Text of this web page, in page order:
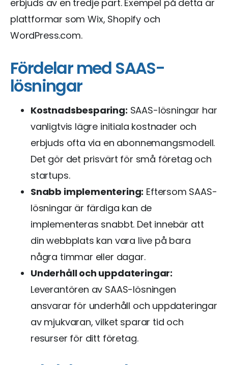
erbjuds av en tredje part. Exempel på detta är
plattformar som Wix, Shopify och
WordPress.com.
Fördelar med SAAS-
lösningar
Kostnadsbesparing: SAAS-lösningar har
vanligtvis lägre initiala kostnader och
erbjuds ofta via en abonnemangsmodell.
Det gör det prisvärt för små företag och
startups.
Snabb implementering: Eftersom SAAS-
lösningar är färdiga kan de
implementeras snabbt. Det innebär att
din webbplats kan vara live på bara
några timmar eller dagar.
Underhåll och uppdateringar:
Leverantören av SAAS-lösningen
ansvarar för underhåll och uppdateringar
av mjukvaran, vilket sparar tid och
resurser för ditt företag.